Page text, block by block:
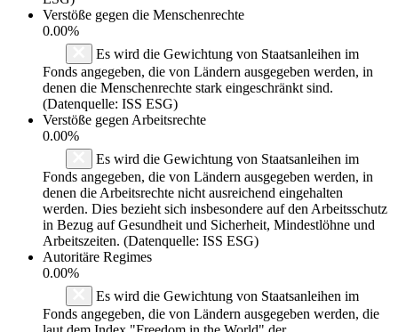
Verstöße gegen die Menschenrechte
0.00%
Es wird die Gewichtung von Staatsanleihen im
Fonds angegeben, die von Ländern ausgegeben werden, in
denen die Menschenrechte stark eingeschränkt sind.
(Datenquelle: ISS ESG)
Verstöße gegen Arbeitsrechte
0.00%
Es wird die Gewichtung von Staatsanleihen im
Fonds angegeben, die von Ländern ausgegeben werden, in
denen die Arbeitsrechte nicht ausreichend eingehalten
werden. Dies bezieht sich insbesondere auf den Arbeitsschutz
in Bezug auf Gesundheit und Sicherheit, Mindestlöhne und
Arbeitszeiten. (Datenquelle: ISS ESG)
Autoritäre Regimes
0.00%
Es wird die Gewichtung von Staatsanleihen im
Fonds angegeben, die von Ländern ausgegeben werden, die